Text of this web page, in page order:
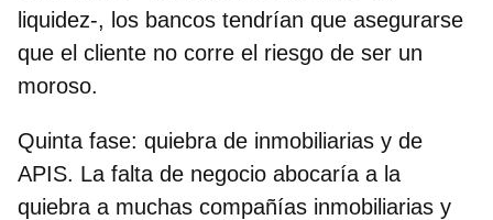
liquidez-, los bancos tendrían que asegurarse
que el cliente no corre el riesgo de ser un
moroso.
Quinta fase: quiebra de inmobiliarias y de
APIS. La falta de negocio abocaría a la
quiebra a muchas compañías inmobiliarias y